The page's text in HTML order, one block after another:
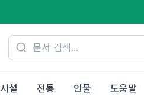
시설 전통 인물 도움말